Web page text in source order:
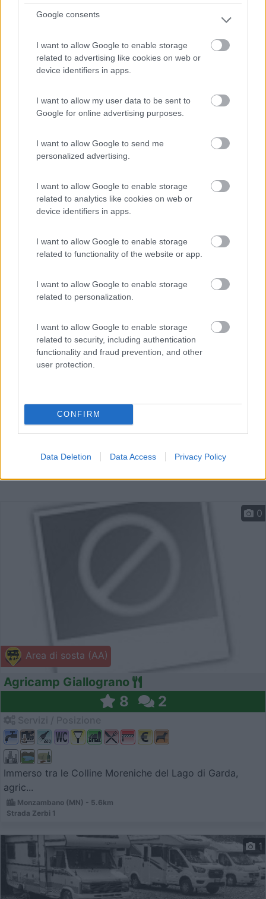
Google consents
I want to allow Google to enable storage
related to advertising like cookies on web or
device identifiers in apps.
I want to allow my user data to be sent to
Google for online advertising purposes.
I want to allow Google to send me
personalized advertising.
I want to allow Google to enable storage
related to analytics like cookies on web or
device identifiers in apps.
I want to allow Google to enable storage
related to functionality of the website or app.
I want to allow Google to enable storage
related to personalization.
I want to allow Google to enable storage
related to security, including authentication
functionality and fraud prevention, and other
user protection.
CONFIRM
Data Deletion Data Access Privacy Policy
Area sosta camper Virgilio
8,4
Servizi / Posizione
A circa 2 km dal centro 400 m da Borghetto, area sosta
Via Michelangelo Buonarroti
Area di sosta (AA)
0
Agricamp Giallograno
8 2
Immerso tra le Colline Moreniche del Lago di Garda,
agric...
Monzambano (MN) - 5.6km
Strada Zerbi 1
1